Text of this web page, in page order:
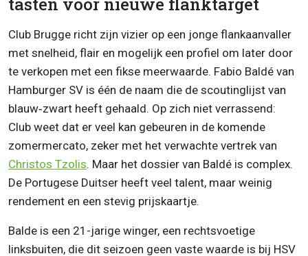
Club Brugge richt zijn vizier op een jonge flankaanvaller
met snelheid, flair en mogelijk een profiel om later door
te verkopen met een fikse meerwaarde. Fabio Baldé van
Hamburger SV is één de naam die de scoutinglijst van
blauw‑zwart heeft gehaald. Op zich niet verrassend:
Club weet dat er veel kan gebeuren in de komende
zomermercato, zeker met het verwachte vertrek van
Christos Tzolis. Maar het dossier van Baldé is complex.
De Portugese Duitser heeft veel talent, maar weinig
rendement en een stevig prijskaartje.
Balde is een 21-jarige winger, een rechtsvoetige
linksbuiten, die dit seizoen geen vaste waarde is bij HSV